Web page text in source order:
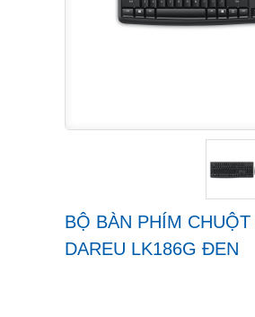
BỘ BÀN PHÍM
DAREU LK186G ĐEN